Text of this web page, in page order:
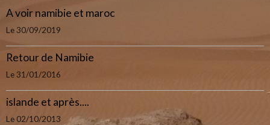
A voir namibie et maroc
Le 30/09/2019
Retour de Namibie
Le 31/01/2016
islande et après....
Le 02/10/2013